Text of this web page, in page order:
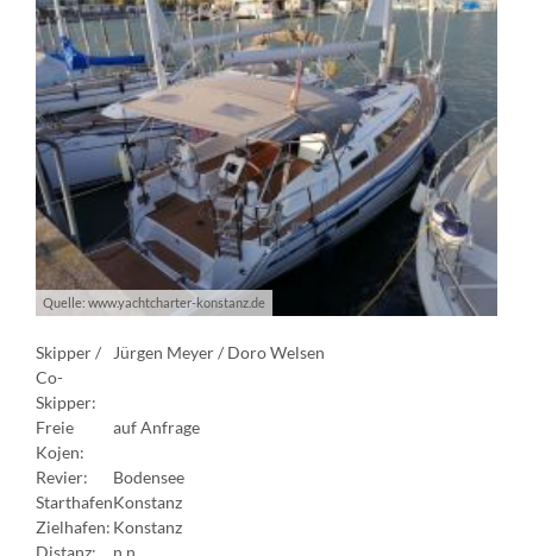
Quelle: www.yachtcharter-konstanz.de
Skipper /
Co-
Skipper:
Jürgen Meyer / Doro Welsen
Freie
Kojen:
auf Anfrage
Revier:
Bodensee
StarthafenKonstanz
Zielhafen: Konstanz
Distanz:
n.n.